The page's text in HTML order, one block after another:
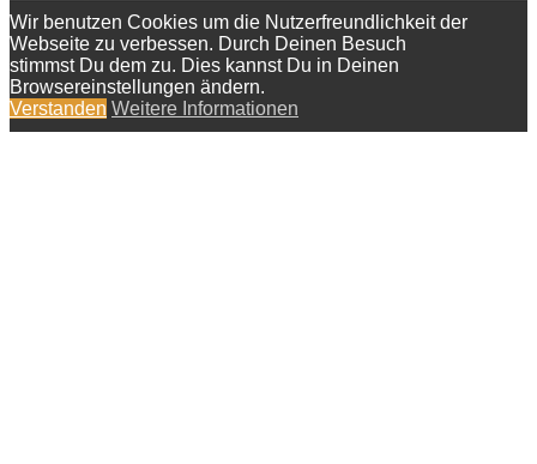
Wir benutzen Cookies um die Nutzerfreundlichkeit der
Webseite zu verbessen. Durch Deinen Besuch
stimmst Du dem zu. Dies kannst Du in Deinen
Browsereinstellungen ändern.
Verstanden Weitere Informationen